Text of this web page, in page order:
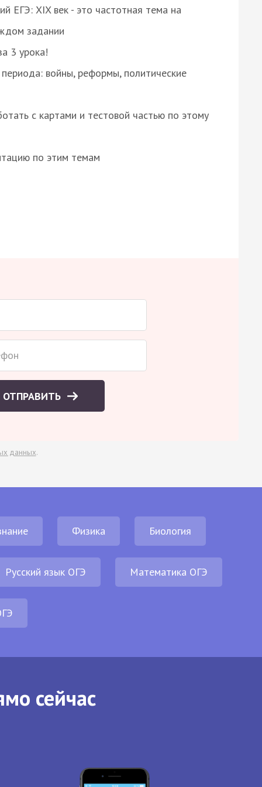
ЕГЭ: XIX век - это частотная тема на
задании
3 урока!
войны, реформы, политические
с картами и тестовой частью по этому
по этим темам
ОТПРАВИТЬ
данных.
Физика Биология
Русский язык ОГЭ Математика ОГЭ
сейчас